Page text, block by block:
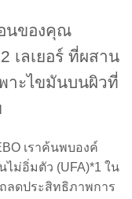
นของคุณ
เลเยอร์ ที่ผสาน
าะไขมันบนผิวที่
เราค้นพบองค์
ไม่อิ่มตัว (UFA)*1 ใน
ลดประสิทธิภาพการ